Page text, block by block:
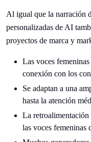
Al igual que la narración
personalizadas de AI
proyectos de marca y
Las voces
conexión con los
Se adaptan a una
hasta la atención
La
las voces femeninas